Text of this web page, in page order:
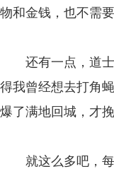
物和金钱，也不需
还有一点，道士
得我曾经想去打角
爆了满地回城，才
就这么多吧，每